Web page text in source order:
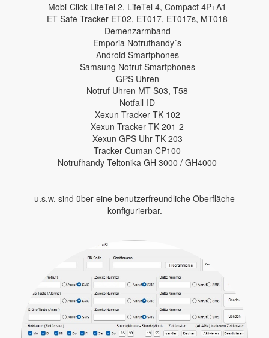
- Mobi-Click LifeTel 2, LifeTel 4, Compact 4P+A1
- ET-Safe Tracker ET02, ET017, ET017s, MT018
- Demenzarmband
- Emporia Notrufhandy´s
- Android Smartphones
- Samsung Notruf Smartphones
- GPS Uhren
- Notruf Uhren MT-S03, T58
- Notfall-ID
- Xexun Tracker TK 102
- Xexun Tracker TK 201-2
- Xexun GPS Uhr TK 203
- Tracker Cuman CP100
- Notrufhandy Teltonika GH 3000 / GH4000
u.s.w. sind über eine benutzerfreundliche Oberfläche
konfigurierbar.